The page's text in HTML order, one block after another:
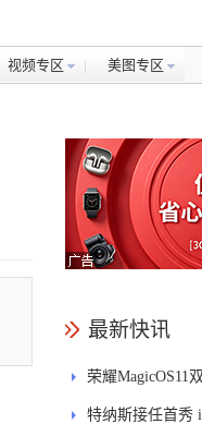
视频专区 美图专区
最新快讯
荣耀MagicOS11
特纳斯接任首秀